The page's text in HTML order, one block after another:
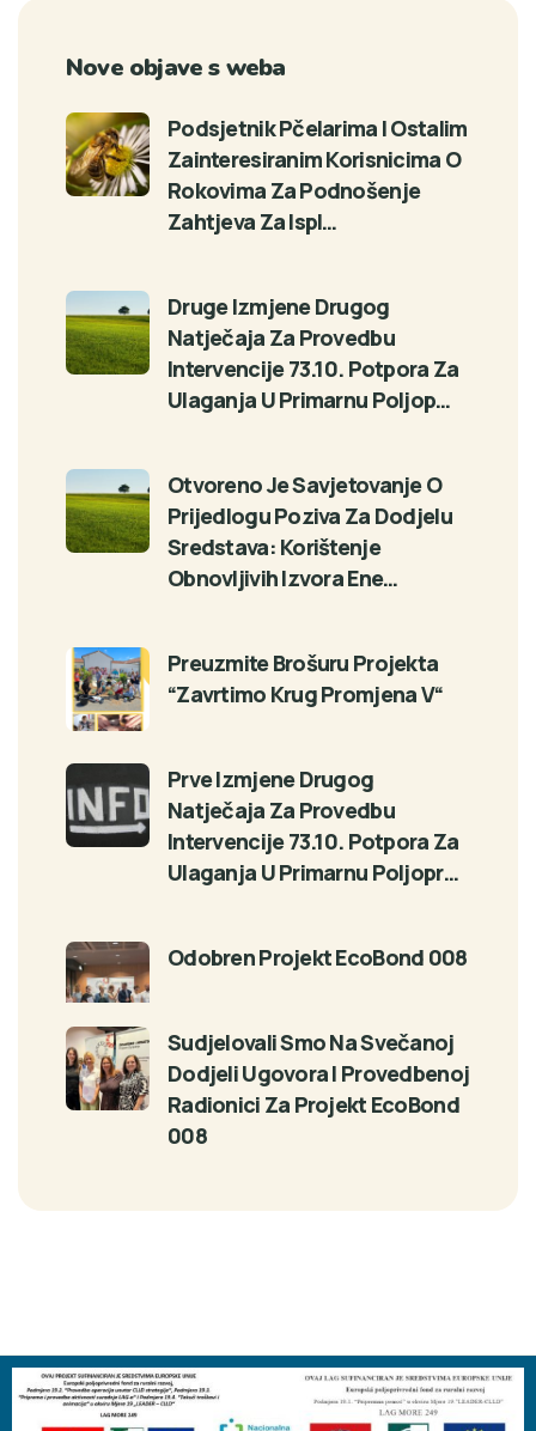
Nove objave s weba
Podsjetnik Pčelarima I Ostalim
Zainteresiranim Korisnicima O
Rokovima Za Podnošenje
Zahtjeva Za Ispl…
Druge Izmjene Drugog
Natječaja Za Provedbu
Intervencije 73.10. Potpora Za
Ulaganja U Primarnu Poljop…
Otvoreno Je Savjetovanje O
Prijedlogu Poziva Za Dodjelu
Sredstava: Korištenje
Obnovljivih Izvora Ene…
Preuzmite Brošuru Projekta
“Zavrtimo Krug Promjena V“
Prve Izmjene Drugog
Natječaja Za Provedbu
Intervencije 73.10. Potpora Za
Ulaganja U Primarnu Poljopr…
Odobren Projekt EcoBond 008
Sudjelovali Smo Na Svečanoj
Dodjeli Ugovora I Provedbenoj
Radionici Za Projekt EcoBond
008